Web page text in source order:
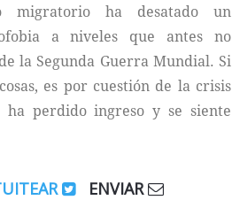
migratorio ha desatado un
a niveles que antes no
la Segunda Guerra Mundial. Si
es por cuestión de la crisis
ha perdido ingreso y se siente
ENVIAR